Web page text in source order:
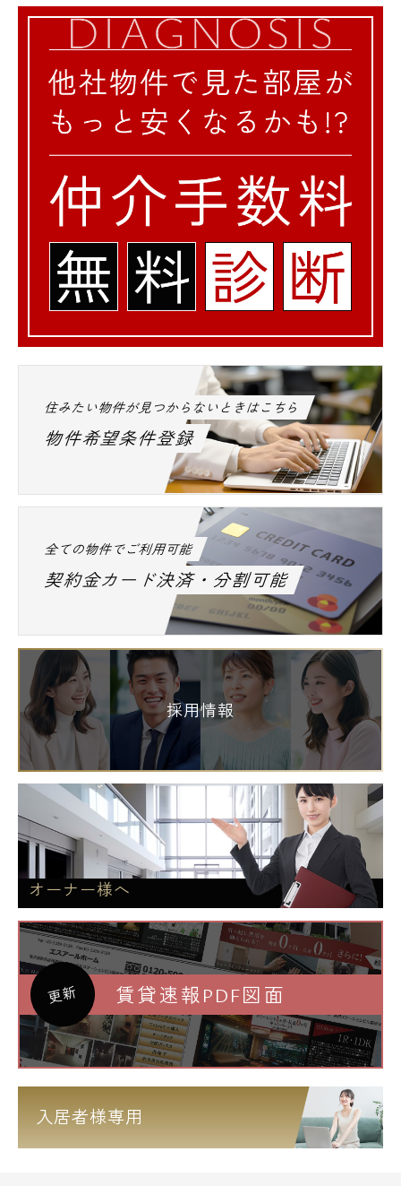
住みたい物件が見つからないときはこちら
物件希望条件登録
全ての物件でご利用可能
契約金カード決済・分割可能
採用情報
オーナー様へ
更新 賃貸速報PDF図面
入居者様専用